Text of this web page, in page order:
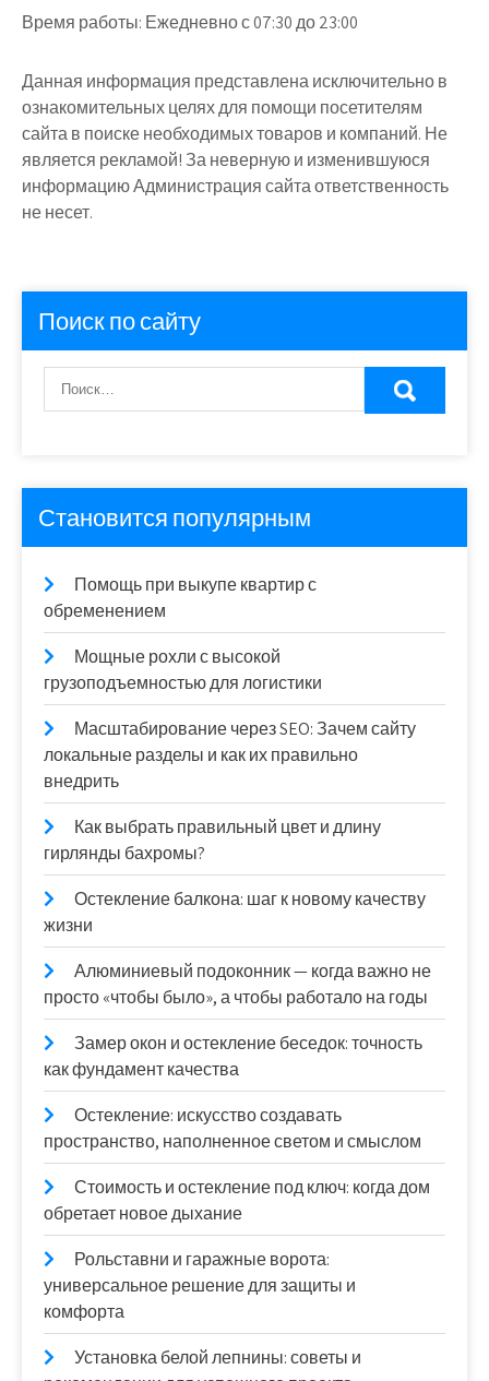
Время работы: Ежедневно с 07:30 до 23:00
Данная информация представлена исключительно в
ознакомительных целях для помощи посетителям
сайта в поиске необходимых товаров и компаний. Не
является рекламой! За неверную и изменившуюся
информацию Администрация сайта ответственность
не несет.
Поиск по сайту
Становится популярным
Помощь при выкупе квартир с
обременением
Мощные рохли с высокой
грузоподъемностью для логистики
Масштабирование через SEO: Зачем сайту
локальные разделы и как их правильно
внедрить
Как выбрать правильный цвет и длину
гирлянды бахромы?
Остекление балкона: шаг к новому качеству
жизни
Алюминиевый подоконник — когда важно не
просто «чтобы было», а чтобы работало на годы
Замер окон и остекление беседок: точность
как фундамент качества
Остекление: искусство создавать
пространство, наполненное светом и смыслом
Стоимость и остекление под ключ: когда дом
обретает новое дыхание
Рольставни и гаражные ворота:
универсальное решение для защиты и
комфорта
Установка белой лепнины: советы и